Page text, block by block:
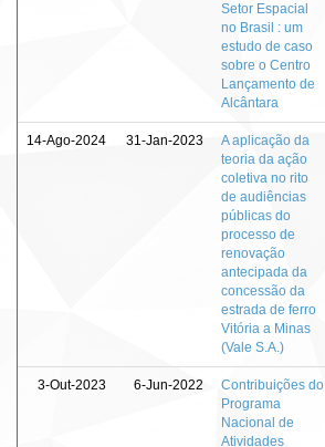
Setor Espacial
no Brasil : um
estudo de caso
sobre o Centro
Lançamento de
Alcântara
14-Ago-2024 31-Jan-2023
A aplicação da
teoria da ação
coletiva no rito
de audiências
públicas do
processo de
renovação
antecipada da
concessão da
estrada de ferro
Vitória a Minas
(Vale S.A.)
3-Out-2023 6-Jun-2022
Contribuições do
Programa
Nacional de
Atividades